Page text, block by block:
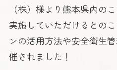
（株）様より熊本県内の
実施していただけるとの
ンの活用方法や安全衛生
催されました！